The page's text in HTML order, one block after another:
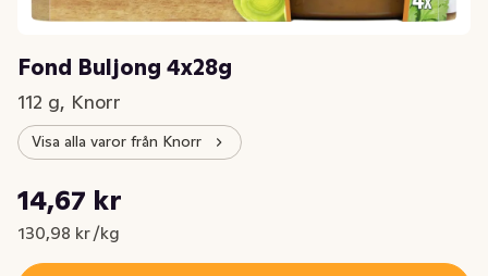
Fond Buljong 4x28g
112 g, Knorr
Visa alla varor från Knorr
Nuvarande pris är: 14,67 kr
14,67 kr
130,98 kr /kg
Styckpris: 130,98 kr /kg